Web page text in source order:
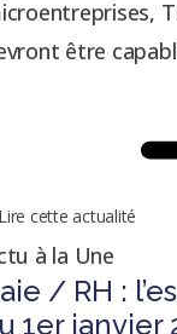
être
cette actualité
à la Une
/ RH :
1er janvier